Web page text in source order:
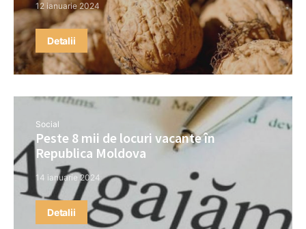
12 ianuarie 2024
Detalii
Social
Peste 8 mii de locuri vacante în
Republica Moldova
14 ianuarie 2024
Detalii